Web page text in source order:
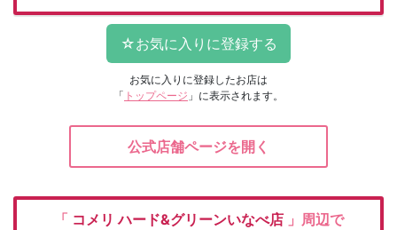
お気に入りに登録したお店は
「 トップページ 」に表示されます。
公式店舗ページを開く
「 コメリハード&グリーンいなべ店 」周辺で